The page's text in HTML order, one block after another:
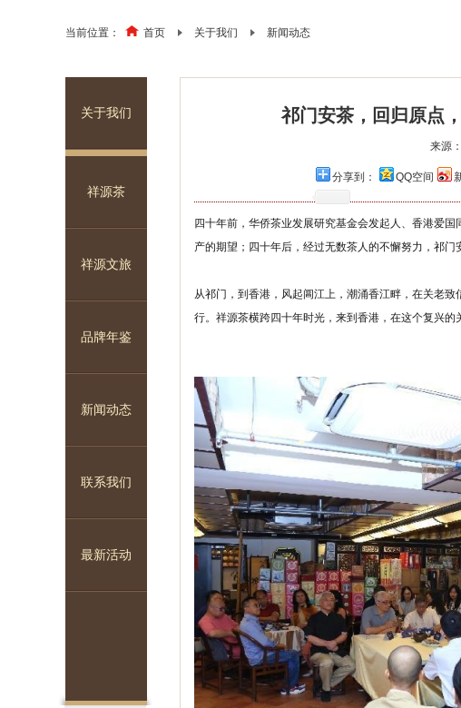
当前位置： 首页 关于我们 新闻动态
关于我们
祥源茶
祥源文旅
品牌年鉴
新闻动态
联系我们
最新活动
祁门安茶，回归原点
来源
分享到： QQ空间
四十年前，华侨茶业发展研究基金会发起人、香港爱
产的期望；四十年后，经过无数茶人的不懈努力，祁门
从祁门，到香港，风起阊江上，潮涌香江畔，在关老
行。祥源茶横跨四十年时光，来到香港，在这个复兴的